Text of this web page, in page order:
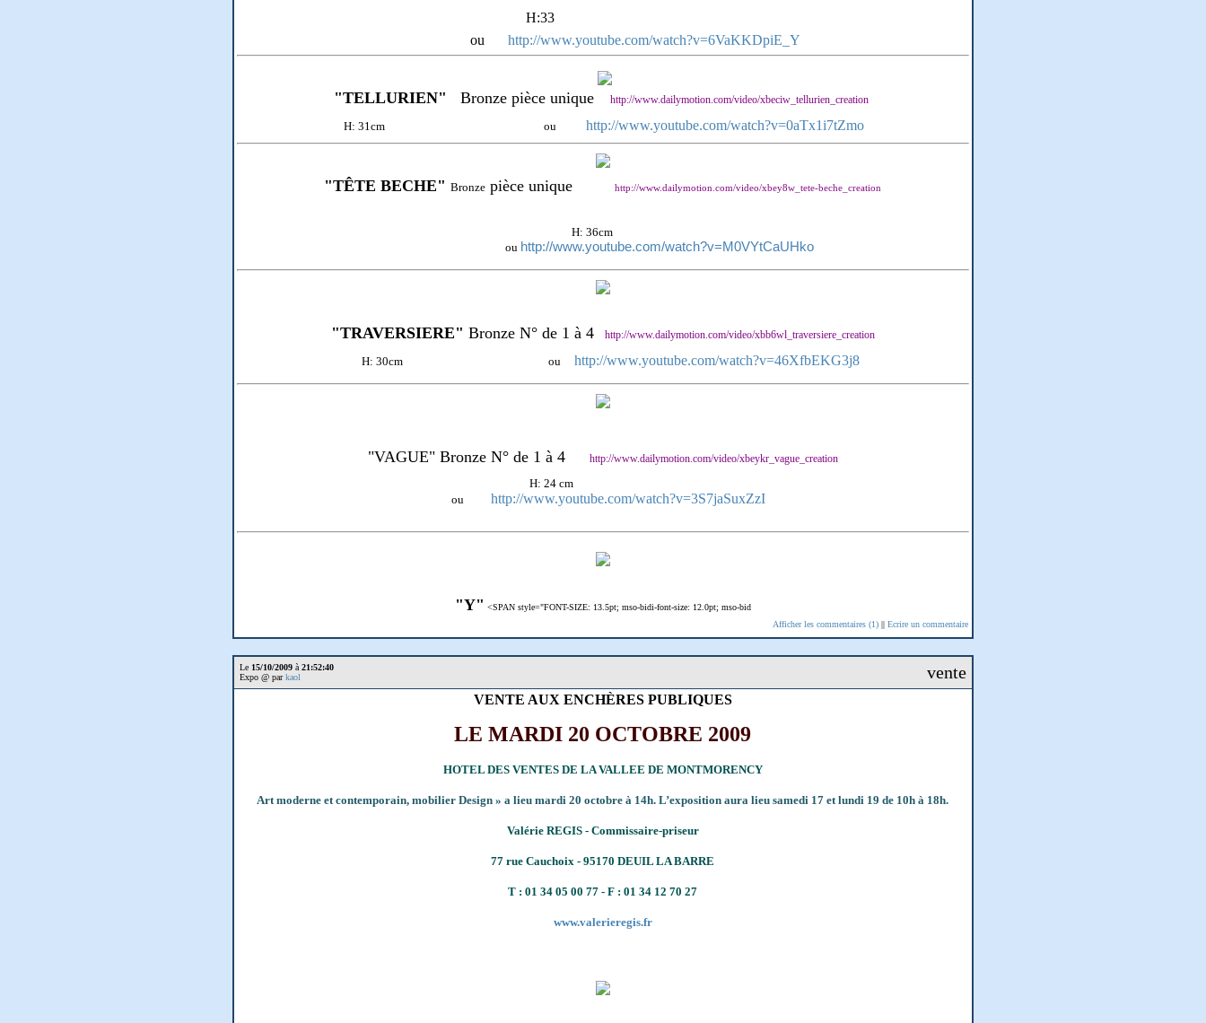
H:33
ou
http://www.youtube.com/watch?v=6VaKKDpiE_Y
"TELLURIEN" Bronze pièce unique http://www.dailymotion.com/video/xbeciw_tellurien_creation
H: 31cm ou http://www.youtube.com/watch?v=0aTx1i7tZmo
"TÊTE BECHE" Bronze pièce unique http://www.dailymotion.com/video/xbey8w_tete-beche_creation
H: 36cm
ou http://www.youtube.com/watch?v=M0VYtCaUHko
"TRAVERSIERE" Bronze N° de 1 à 4 http://www.dailymotion.com/video/xbb6wl_traversiere_creation
H: 30cm ou http://www.youtube.com/watch?v=46XfbEKG3j8
"VAGUE" Bronze N° de 1 à 4 http://www.dailymotion.com/video/xbeykr_vague_creation
H: 24 cm
ou
http://www.youtube.com/watch?v=3S7jaSuxZzI
"Y" <SPAN style="FONT-SIZE: 13.5pt; mso-bidi-font-size: 12.0pt; mso-bid
Afficher les commentaires (1)|| Ecrire un commentaire
Le 15/10/2009à 21:52:40
Expo @ parkaol vente
VENTE AUX ENCHÈRES PUBLIQUES
LE MARDI 20 OCTOBRE 2009
HOTEL DES VENTES DE LA VALLEE DE MONTMORENCY
Art moderne et contemporain, mobilier Design » a lieu mardi 20 octobre à 14h. L’exposition aura lieu samedi 17 et lundi 19 de 10h à 18h.
Valérie REGIS - Commissaire-priseur
77 rue Cauchoix - 95170 DEUIL LA BARRE
T : 01 34 05 00 77 - F : 01 34 12 70 27
www.valerieregis.fr